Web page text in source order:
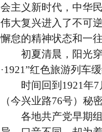
会主义新时代，中华
伟大复兴进入了不可
懈怠的精神状态和一
初夏清晨，阳光穿
·1921”红色旅游列车
时间回到 1921年
（今兴业路76号）秘
各地共产党早期组